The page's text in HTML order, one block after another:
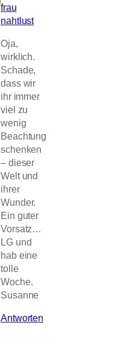
frau
nahtlust
Oja,
wirklich.
Schade,
dass wir
ihr immer
viel zu
wenig
Beachtung
schenken
– dieser
Welt und
ihrer
Wunder.
Ein guter
Vorsatz…
LG und
hab eine
tolle
Woche.
Susanne
Antworten